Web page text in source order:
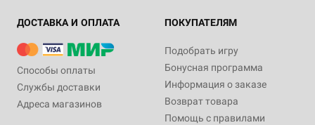
ДОСТАВКА И ОПЛАТА
Способы оплаты
Службы доставки
Адреса магазинов
ПОКУПАТЕЛЯМ
Подобрать игру
Бонусная программа
Информация о заказе
Возврат товара
Помощь с правилами